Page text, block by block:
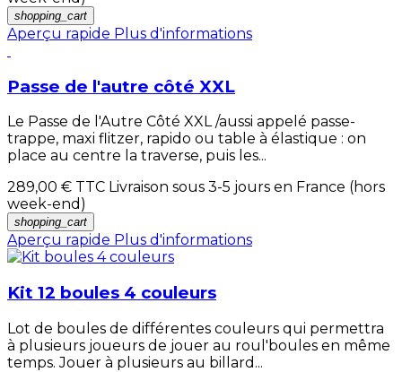
shopping_cart
Aperçu rapide Plus d'informations
Passe de l'autre côté XXL
Le Passe de l'Autre Côté XXL /aussi appelé passe-
trappe, maxi flitzer, rapido ou table à élastique : on
place au centre la traverse, puis les...
289,00 € TTC Livraison sous 3-5 jours en France (hors
week-end)
shopping_cart
Aperçu rapide Plus d'informations
Kit 12 boules 4 couleurs
Lot de boules de différentes couleurs qui permettra
à plusieurs joueurs de jouer au roul'boules en même
temps. Jouer à plusieurs au billard...